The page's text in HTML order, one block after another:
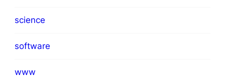
science
software
www